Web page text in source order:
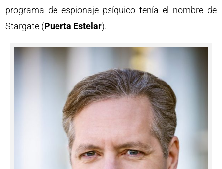
programa de espionaje psíquico tenía el nombre de
Stargate (Puerta Estelar).